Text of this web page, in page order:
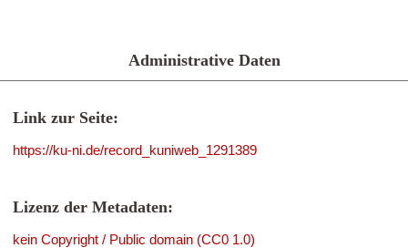
Administrative Daten
Link zur Seite:
https://ku-ni.de/record_kuniweb_1291389
Lizenz der Metadaten:
kein Copyright / Public domain (CC0 1.0)